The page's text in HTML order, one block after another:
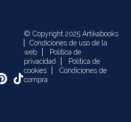
© Copyright 2025 Artikabooks
Condiciones de uso de la
web
Política de
privacidad
Política de
cookies
Condiciones de
compra